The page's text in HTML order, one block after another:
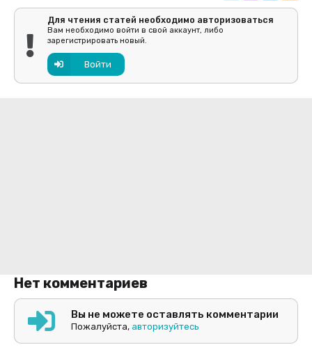
Для чтения статей необходимо авторизоваться
Вам необходимо войти в свой аккаунт, либо
зарегистрировать новый.
Войти
Нет комментариев
Вы не можете оставлять комментарии
Пожалуйста, авторизуйтесь